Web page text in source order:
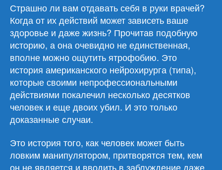
Страшно ли вам отдавать себя в руки врачей?
Когда от их действий может зависеть ваше
здоровье и даже жизнь? Прочитав подобную
историю, а она очевидно не единственная,
вполне можно ощутить ятрофобию. Это
история американского нейрохирурга (типа),
которые своими непрофессиональными
действиями покалечил несколько десятков
человек и еще двоих убил. И это только
доказанные случаи.
Это история того, как человек может быть
ловким манипулятором, притворятся тем, кем
он не является и вводить в заблуждение даже